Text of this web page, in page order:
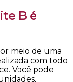
B é
meio de uma
com todo
Você pode